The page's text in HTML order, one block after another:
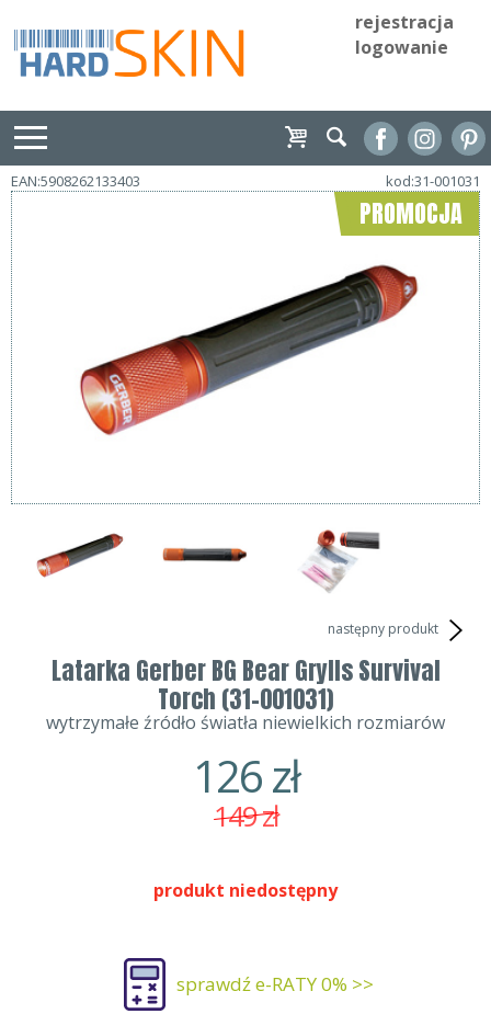
rejestracja
logowanie
EAN:5908262133403 kod:31-001031
PROMOCJA
następny produkt
Latarka Gerber BG Bear Grylls Survival
Torch (31-001031)
wytrzymałe źródło światła niewielkich rozmiarów
126zł
149zł
produkt niedostępny
sprawdź e-RATY 0% >>